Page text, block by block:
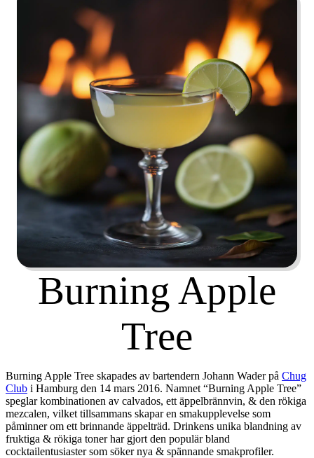
Burning Apple
Tree
Burning Apple Tree skapades av bartendern Johann Wader på Chug
Club i Hamburg den 14 mars 2016. Namnet “Burning Apple Tree”
speglar kombinationen av calvados, ett äppelbrännvin, & den rökiga
mezcalen, vilket tillsammans skapar en smakupplevelse som
påminner om ett brinnande äppelträd. Drinkens unika blandning av
fruktiga & rökiga toner har gjort den populär bland
cocktailentusiaster som söker nya & spännande smakprofiler.